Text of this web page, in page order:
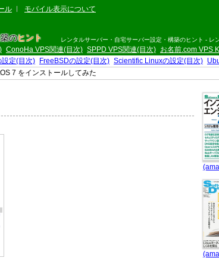
ル モバイル表示について
のヒント レンタルサーバー・自宅サーバー設定・構築のヒント - レ
ConoHa VPS関連(目次) SPPD VPS関連(目次) お名前.com VPS
設定(目次) FreeBSDの設定(目次) Scientific Linuxの設定(目次)
7 をインストールしてみた